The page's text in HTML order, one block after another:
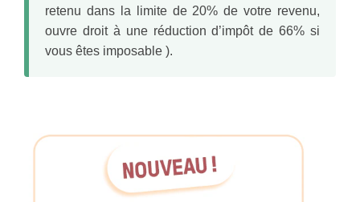
retenu dans la limite de 20% de votre revenu,
ouvre droit à une réduction d’impôt de 66% si
vous êtes imposable ).